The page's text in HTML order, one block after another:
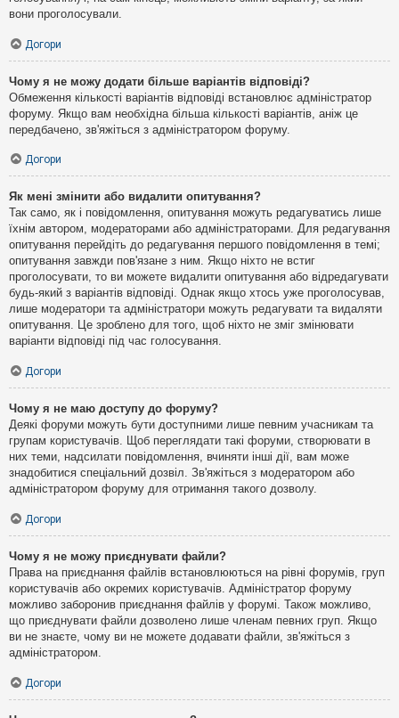
вони проголосували.
Догори
Чому я не можу додати більше варіантів відповіді?
Обмеження кількості варіантів відповіді встановлює адміністратор
форуму. Якщо вам необхідна більша кількості варіантів, аніж це
передбачено, зв'яжіться з адміністратором форуму.
Догори
Як мені змінити або видалити опитування?
Так само, як і повідомлення, опитування можуть редагуватись лише
їхнім автором, модераторами або адміністраторами. Для редагування
опитування перейдіть до редагування першого повідомлення в темі;
опитування завжди пов'язане з ним. Якщо ніхто не встиг
проголосувати, то ви можете видалити опитування або відредагувати
будь-який з варіантів відповіді. Однак якщо хтось уже проголосував,
лише модератори та адміністратори можуть редагувати та видаляти
опитування. Це зроблено для того, щоб ніхто не зміг змінювати
варіанти відповіді під час голосування.
Догори
Чому я не маю доступу до форуму?
Деякі форуми можуть бути доступними лише певним учасникам та
групам користувачів. Щоб переглядати такі форуми, створювати в
них теми, надсилати повідомлення, вчиняти інші дії, вам може
знадобитися спеціальний дозвіл. Зв'яжіться з модератором або
адміністратором форуму для отримання такого дозволу.
Догори
Чому я не можу приєднувати файли?
Права на приєднання файлів встановлюються на рівні форумів, груп
користувачів або окремих користувачів. Адміністратор форуму
можливо заборонив приєднання файлів у форумі. Також можливо,
що приєднувати файли дозволено лише членам певних груп. Якщо
ви не знаєте, чому ви не можете додавати файли, зв'яжіться з
адміністратором.
Догори